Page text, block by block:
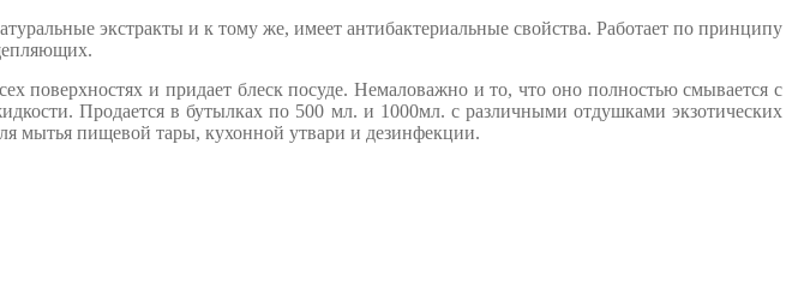
экстракты и к тому же, имеет антибактериальные свойства. Работает по принципу
поверхностях и придает блеск посуде. Немаловажно и то, что оно полностью смывается с
Продается в бутылках по 500 мл. и 1000мл. с различными отдушками экзотических
мытья пищевой тары, кухонной утвари и дезинфекции.